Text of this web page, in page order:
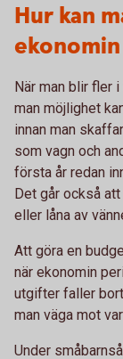
Hur kan
När man blir fler
man möjlighet
innan man
som vagn och
första år redan
Det går också
eller låna av
Att göra en
när ekonomin
utgifter faller
man väga mot
Under